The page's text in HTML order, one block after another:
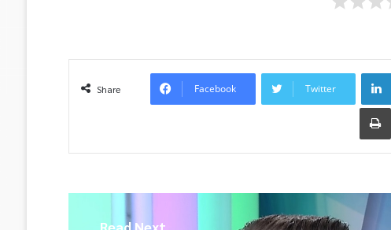
Share Facebook Twitter